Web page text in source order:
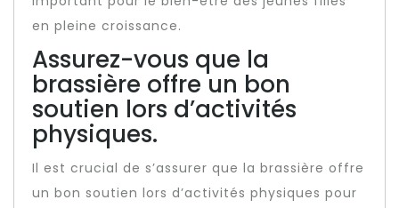
en pleine croissance.
Assurez-vous que la
brassière offre un bon
soutien lors d’activités
physiques.
Il est crucial de s’assurer que la brassière offre
un bon soutien lors d’activités physiques pour